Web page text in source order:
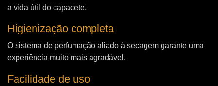
a vida útil do capacete.
Higienização completa
O sistema de perfumação aliado à secagem garante uma
experiência muito mais agradável.
Facilidade de uso